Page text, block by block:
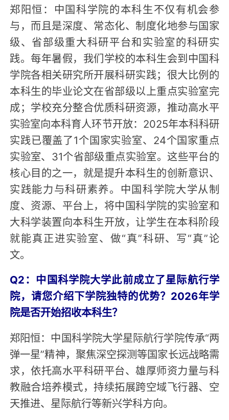
郑阳恒：中国科学院的本科生不仅有机会参
与，而且是深度、常态化、制度化地参与国家
级、省部级重大科研平台和实验室的科研实
践。每年暑假，我们学校的本科生会到中国科
学院各相关研究所开展科研实践；很大比例的
本科生的毕业论文在省部级以上重点实验室完
成；学校充分整合优质科研资源，推动高水平
实验室向本科育人环节开放：2025年本科科研
实践已覆盖了1个国家实验室、24个国家重点
实验室、31个省部级重点实验室。这些平台的
核心目的之一，就是提升本科生的创新意识、
实践能力与科研素养。中国科学院大学从制
度、资源、平台上，将中国科学院的实验室和
大科学装置向本科生开放，让学生在本科阶段
就能真正进实验室、做“真”科研、写“真”论
文。
Q2：中国科学院大学此前成立了星际航行学
院，请您介绍下学院独特的优势？2026年学
院是否开始招收本科生？
郑阳恒：中国科学院大学星际航行学院传承“两
弹一星”精神，聚焦深空探测等国家长远战略需
求，依托高水平科研平台、雄厚师资力量与科
教融合培养模式，持续拓展跨空域飞行器、空
天推进、星际航行等新兴学科方向。